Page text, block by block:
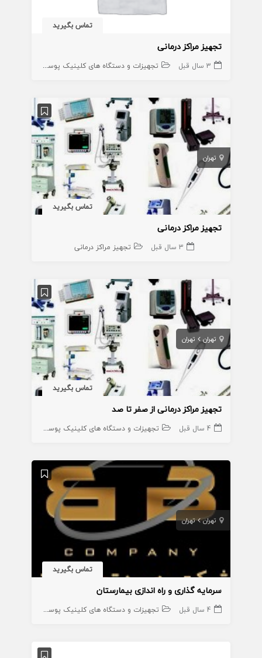
تماس بگیرید
تجهیز مراکز درمانی
3 سال قبل تجهیزات و دستگاه های کلینیک پوست
تهران
تماس بگیرید
تجهیز مراکز درمانی
3 سال قبل تجهیز مراکز درمانی
تهران تهران
تماس بگیرید
تجهیز مراکز درمانی از صفر تا صد
4 سال قبل تجهیزات و دستگاه های کلینیک پوست
تهران تهران
تماس بگیرید
سرمایه گذاری و راه اندازی بیمارستان
4 سال قبل تجهیزات و دستگاه های کلینیک پوست